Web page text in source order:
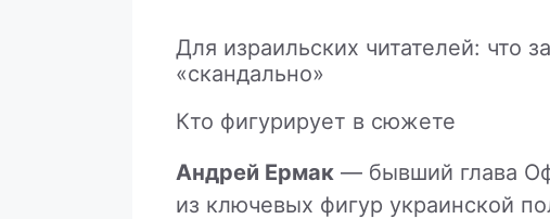
Для израильских читателей: что
«скандально»
Кто фигурирует в сюжете
Андрей Ермак — бывший глава
из ключевых фигур украинской